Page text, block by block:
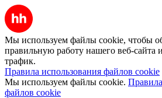
Мы используем файлы cookie, чтобы
правильную работу нашего веб-сайта
трафик.
Правила использования файлов cookie
Мы используем файлы cookie.
файлов cookie